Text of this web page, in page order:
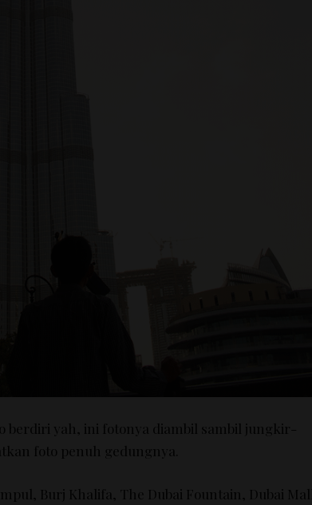
berdiri yah, ini fotonya diambil sambil jungkir-
foto penuh gedungnya.
Burj Khalifa, The Dubai Fountain, Dubai Mall